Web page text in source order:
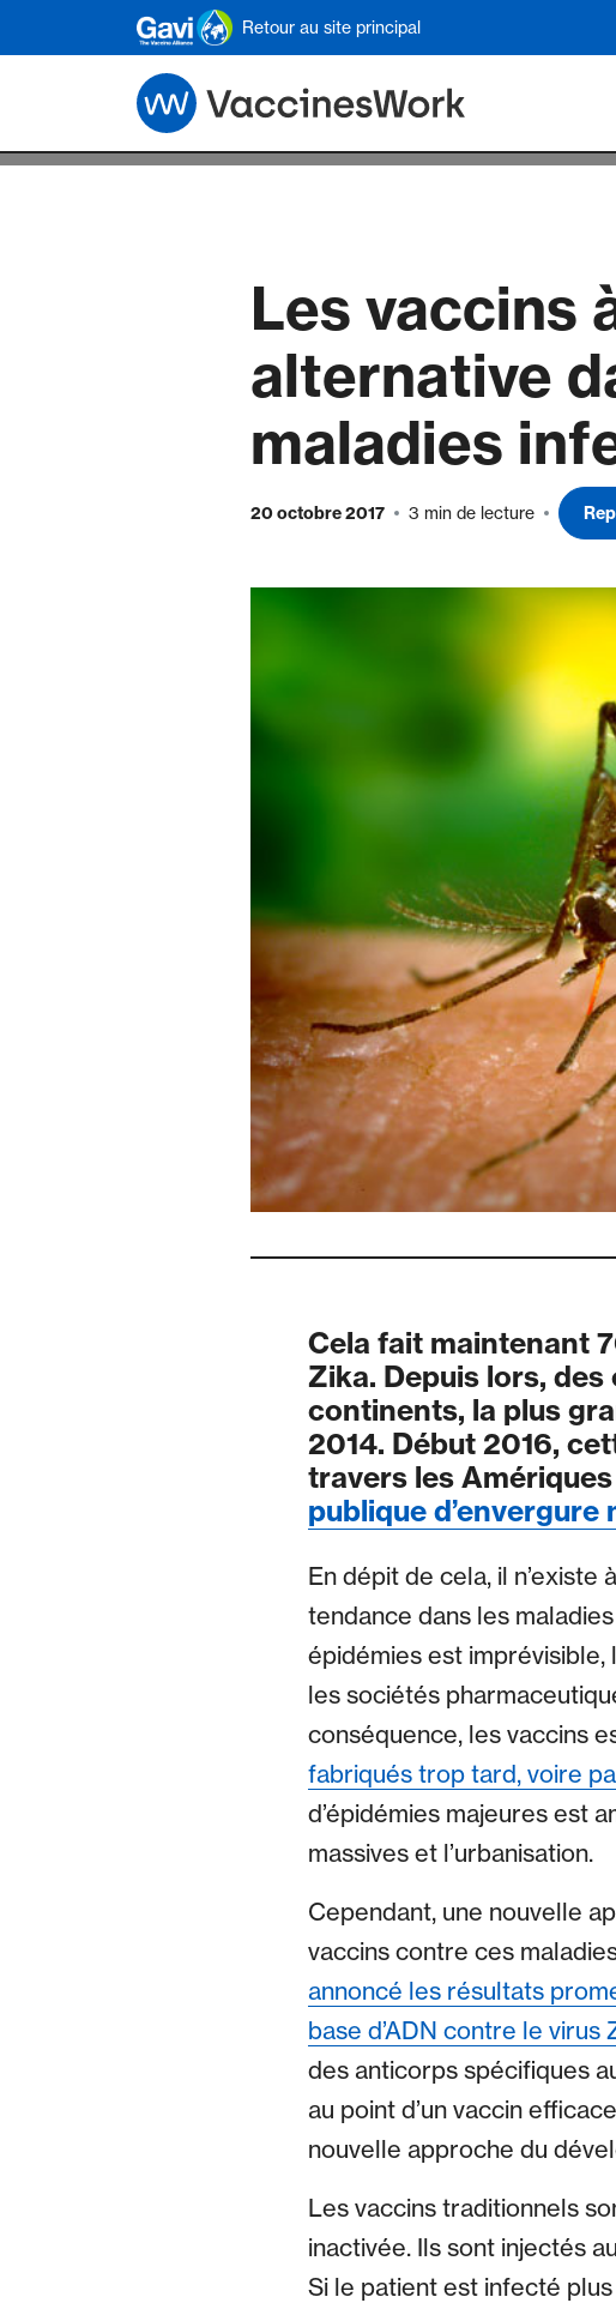
Skip to main content
Retour au site principal
Les vaccins
alternative
maladies
20 octobre 2017 3 min de lecture
Cela fait maintenant
Zika. Depuis lors,
continents, la plus
2014. Début 2016,
travers les
publique d’envergure
En dépit de cela, il n’existe
tendance dans les
épidémies est
les sociétés
conséquence, les vaccins
fabriqués trop tard, voire
d’épidémies majeures est
massives et l’urbanisation.
Cependant, une nouvelle
vaccins contre ces
annoncé les résultats
base d’ADN contre le virus
des anticorps spécifiques
au point d’un vaccin
nouvelle approche du
Les vaccins traditionnels
inactivée. Ils sont injectés
Si le patient est infecté